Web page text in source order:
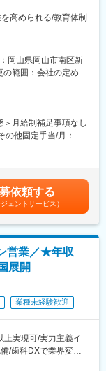
高められる/教育体制
を「安全に使い続け
アリング企業です。
です。
具を、高温・高圧で
日使われており、正
非常に薄く切り出す
確な診断を行うため
対応
せん
岡山県岡山市南区新
範囲：会社の定める
月給制補足事項なし
の他固定手当/月：
）、サービスエンジニ
賃金はあくまでも目
性があります。月給
依頼する
ジェントサービス）
営業／★年収
展開
業種未経験歓迎
実現可/実力主義イ
/歯科DXで業界変